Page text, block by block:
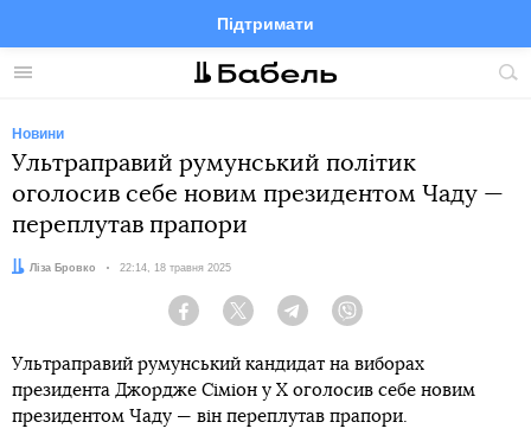
Меню
Підтримати
FacebookTelegramTwitter
Новини
Ультраправий румунський політик
оголосив себе новим президентом Чаду —
переплутав прапори
Автор:
Ліза Бровко Дата:
22:14, 18 травня 2025
Facebook Twitter Telegram
Ультраправий румунський кандидат на виборах
президента Джордже Сіміон у X оголосив себе новим
президентом Чаду — він переплутав прапори.